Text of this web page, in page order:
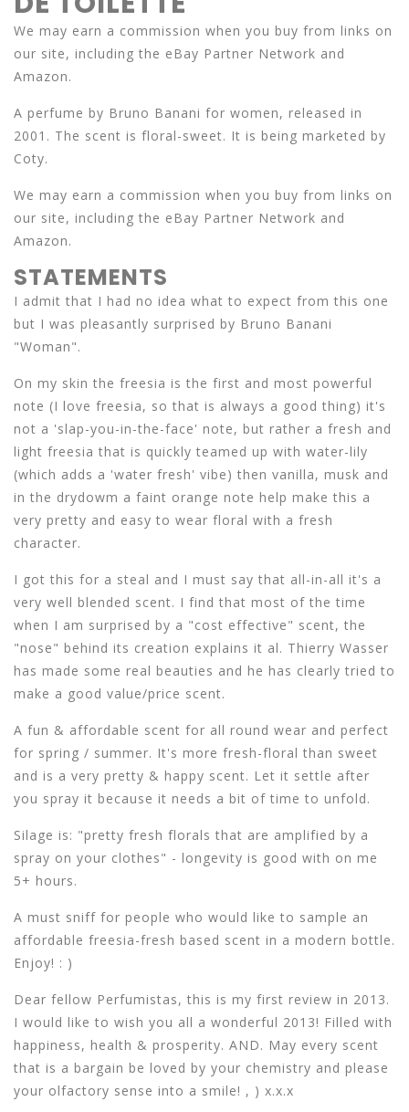
We may earn a commission when you buy from links on
our site, including the eBay Partner Network and
Amazon.
A perfume by Bruno Banani for women, released in
2001. The scent is floral-sweet. It is being marketed by
Coty.
We may earn a commission when you buy from links on
our site, including the eBay Partner Network and
Amazon.
STATEMENTS
I admit that I had no idea what to expect from this one
but I was pleasantly surprised by Bruno Banani
"Woman".
On my skin the freesia is the first and most powerful
note (I love freesia, so that is always a good thing) it's
not a 'slap-you-in-the-face' note, but rather a fresh and
light freesia that is quickly teamed up with water-lily
(which adds a 'water fresh' vibe) then vanilla, musk and
in the drydowm a faint orange note help make this a
very pretty and easy to wear floral with a fresh
character.
I got this for a steal and I must say that all-in-all it's a
very well blended scent. I find that most of the time
when I am surprised by a "cost effective" scent, the
"nose" behind its creation explains it al. Thierry Wasser
has made some real beauties and he has clearly tried to
make a good value/price scent.
A fun & affordable scent for all round wear and perfect
for spring / summer. It's more fresh-floral than sweet
and is a very pretty & happy scent. Let it settle after
you spray it because it needs a bit of time to unfold.
Silage is: "pretty fresh florals that are amplified by a
spray on your clothes" - longevity is good with on me
5+ hours.
A must sniff for people who would like to sample an
affordable freesia-fresh based scent in a modern bottle.
Enjoy! : )
Dear fellow Perfumistas, this is my first review in 2013.
I would like to wish you all a wonderful 2013! Filled with
happiness, health & prosperity. AND. May every scent
that is a bargain be loved by your chemistry and please
your olfactory sense into a smile! , ) x.x.x